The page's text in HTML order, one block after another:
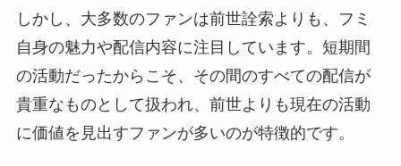
しかし、大多数のファンは前世詮索よりも、フミ
自身の魅力や配信内容に注目しています。短期間
の活動だったからこそ、その間のすべての配信が
貴重なものとして扱われ、前世よりも現在の活動
に価値を見出すファンが多いのが特徴的です。